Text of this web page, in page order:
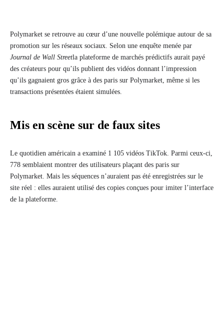
Polymarket se retrouve au cœur d’une nouvelle polémique autour de sa
promotion sur les réseaux sociaux. Selon une enquête menée par
Journal de Wall Streetla plateforme de marchés prédictifs aurait payé
des créateurs pour qu’ils publient des vidéos donnant l’impression
qu’ils gagnaient gros grâce à des paris sur Polymarket, même si les
transactions présentées étaient simulées.
Mis en scène sur de faux sites
Le quotidien américain a examiné 1 105 vidéos TikTok. Parmi ceux-ci,
778 semblaient montrer des utilisateurs plaçant des paris sur
Polymarket. Mais les séquences n’auraient pas été enregistrées sur le
site réel : elles auraient utilisé des copies conçues pour imiter l’interface
de la plateforme.